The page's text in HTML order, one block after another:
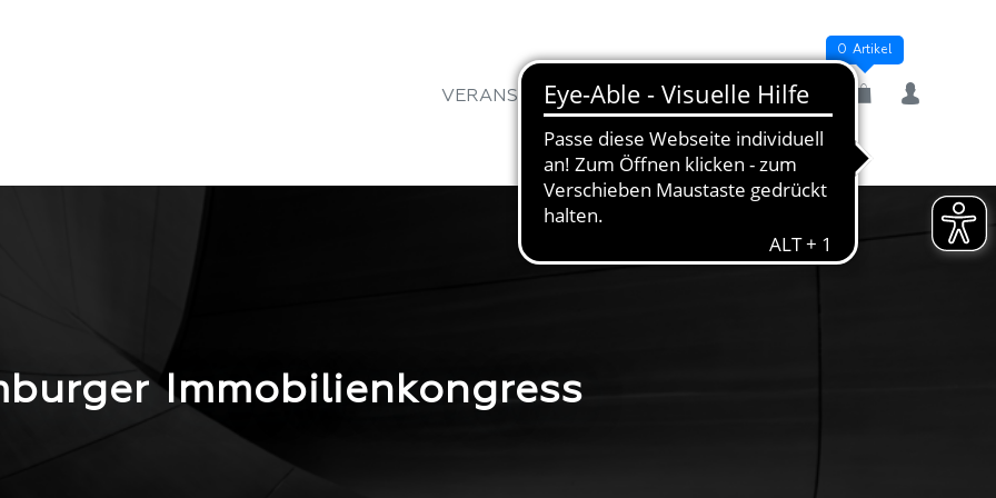
VERANSTALTUNGEN MEIN KONTO
0 Artikel
Immobilienkongress